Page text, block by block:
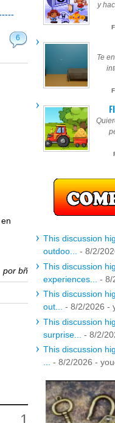
6
por bñ
y
Te
This discussion
outdoo...
- 8/2/
This discussion
experiences...
- 8/
This discussion
out...
- 8/2/2026 -
This discussion
surprise...
- 8/2/
This discussion
- 8/2/2026 -